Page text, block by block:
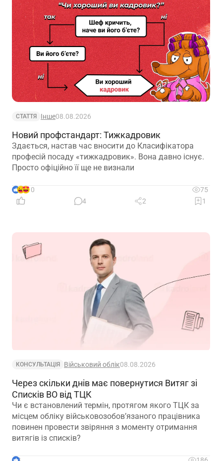
СТАТТЯ Інше08.08.2026
Новий профстандарт: Тижкадровик
Здається, настав час вносити до Класифікатора
професій посаду «тижкадровик». Вона давно існує.
Просто офіційно її ще не визнали
10
75
4
2 1
КОНСУЛЬТАЦІЯ Військовий облік08.08.2026
Через скільки днів має повернутися Витяг зі
Списків ВО від ТЦК
Чи є встановлений термін, протягом якого ТЦК за
місцем обліку військовозобов’язаного працівника
повинен провести звіряння з моменту отримання
витягів із списків?